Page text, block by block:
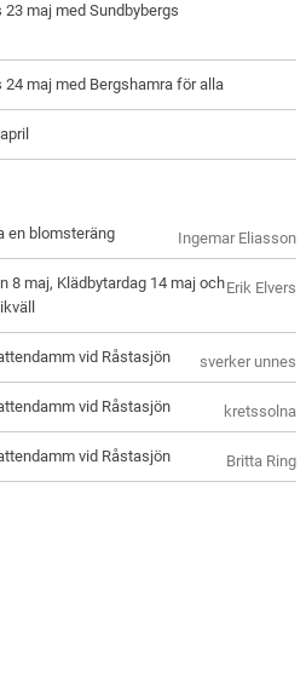
maj med Sundbybergs
maj med Bergshamra för alla
Ingemar Eliasson
en blomsteräng
Erik Elvers
8 maj, Klädbytardag 14 maj och
sverker unnes
vid Råstasjön
kretssolna
vid Råstasjön
Britta Ring
vid Råstasjön